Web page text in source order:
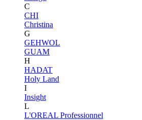
C
CHI
Christina
G
GEHWOL
GUAM
H
HADAT
Holy Land
I
Insight
L
L'OREAL Professionnel